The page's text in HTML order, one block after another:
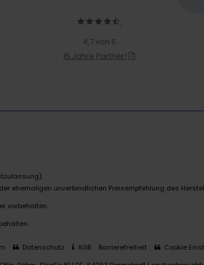
4,7 von 5
15 Jahre Partner!
ehemaligen unverbindlichen Preisempfehlung des
vorbehalten.
Datenschutz AGB Barrierefreiheit
Cookie